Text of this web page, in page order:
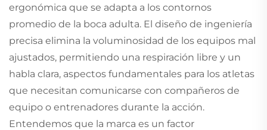
ergonómica que se adapta a los contornos
promedio de la boca adulta. El diseño de ingeniería
precisa elimina la voluminosidad de los equipos mal
ajustados, permitiendo una respiración libre y un
habla clara, aspectos fundamentales para los atletas
que necesitan comunicarse con compañeros de
equipo o entrenadores durante la acción.
Entendemos que la marca es un factor